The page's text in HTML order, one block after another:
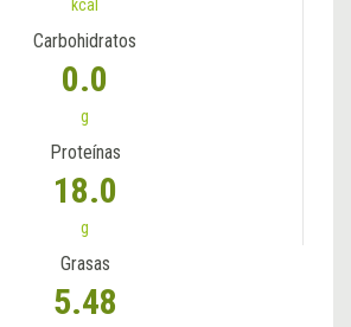
kcal
Carbohidratos
0.0
g
Proteínas
18.0
g
Grasas
5.48